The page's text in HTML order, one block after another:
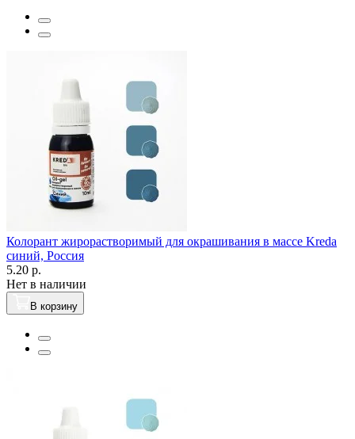
Колорант жирорастворимый для окрашивания в массе Kreda
синий, Россия
5.20 р.
Нет в наличии
В корзину